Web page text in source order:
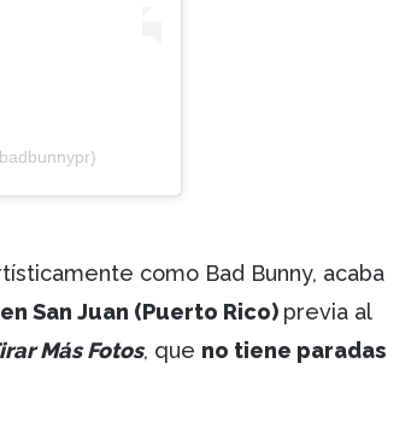
como Bad Bunny, acaba
San Juan (Puerto Rico) previa al
Más Fotos, que no tiene paradas